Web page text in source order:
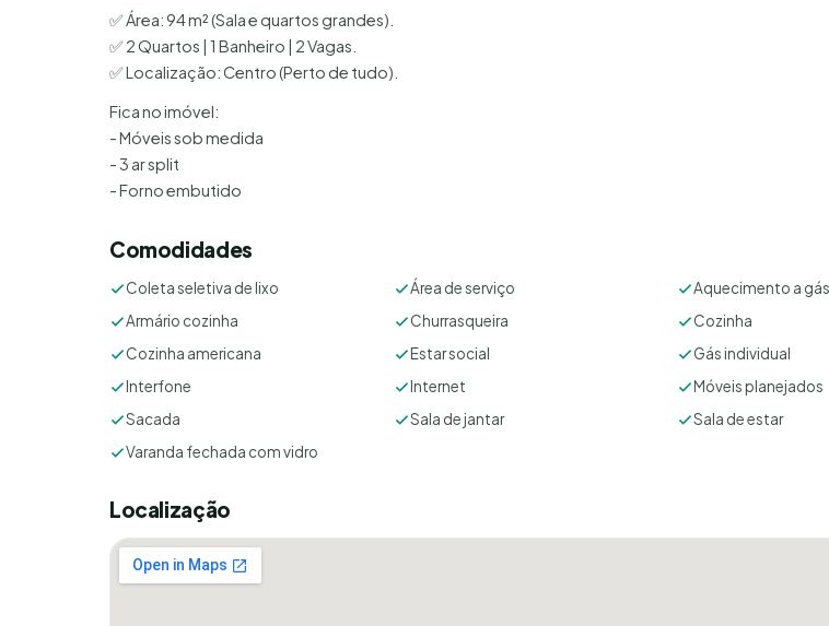
✅ Área: 94 m² (Sala e quartos grandes).
✅ 2 Quartos | 1 Banheiro | 2 Vagas.
✅ Localização: Centro (Perto de tudo).
Fica no imóvel:
- Móveis sob medida
- 3 ar split
- Forno embutido
Comodidades
Coleta seletiva de lixo Área de serviço
Aquecimento a gás
Armário cozinha
Churrasqueira
Cozinha
Cozinha americana
Estar social
Gás individual
Interfone
Internet
Móveis planejados
Sacada
Sala de jantar
Sala de estar
Varanda fechada com vidro
Localização